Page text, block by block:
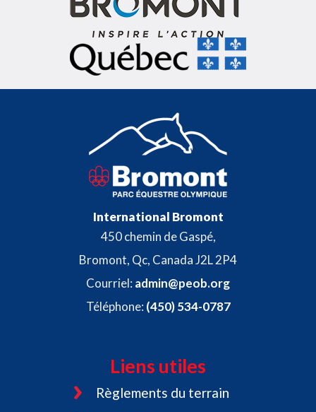
International Bromont
450 chemin de Gaspé,
Bromont, Qc, Canada J2L 2P4
Courriel: admin@peob.org
Téléphone: (450) 534-0787
Liens utiles
Règlements du terrain